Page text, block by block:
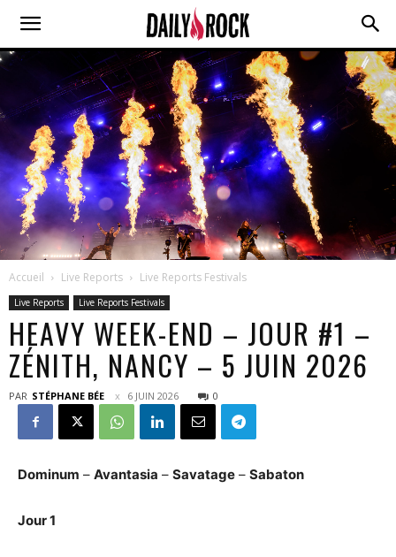
Accueil Live Reports Live Reports Festivals
Live Reports Live Reports Festivals
HEAVY WEEK-END – JOUR #1 –
ZÉNITH, NANCY – 5 JUIN 2026
PAR STÉPHANE BÉE 6 JUIN 2026 0
Dominum – Avantasia – Savatage – Sabaton
Jour 1